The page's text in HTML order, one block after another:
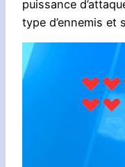
puissance
type d’ennemis et